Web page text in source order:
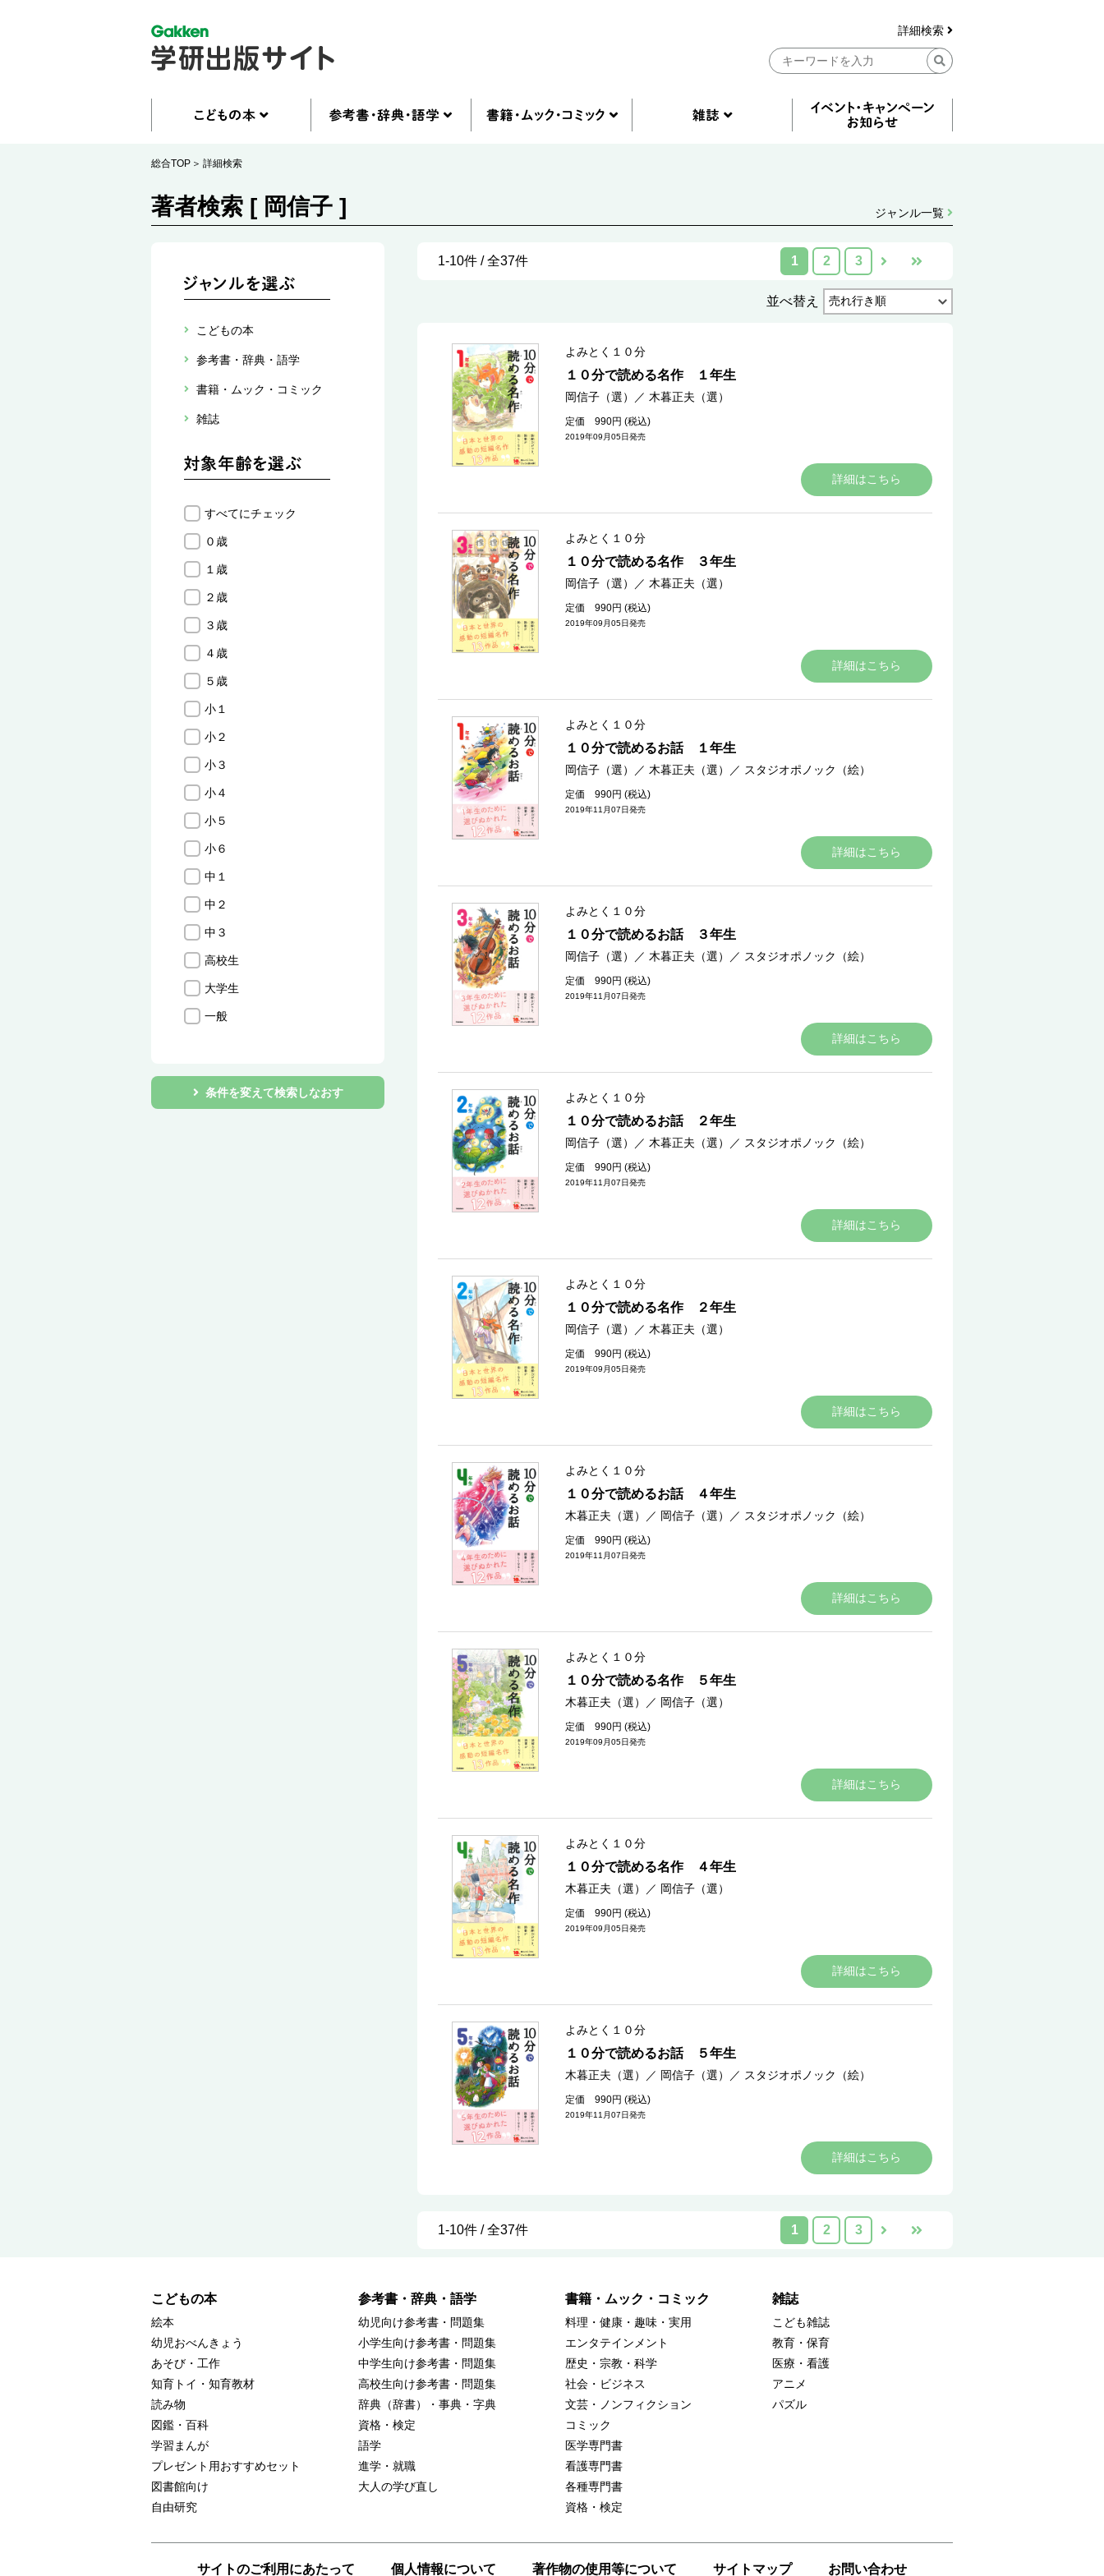
詳細検索
総合TOP 詳細検索
著者検索 [ 岡信子 ] ジャンル一覧
こどもの本
参考書・辞典・語学
書籍・ムック・コミック
雑誌
すべてにチェック
０歳
１歳
２歳
３歳
４歳
５歳
小１
小２
小３
小４
小５
小６
中１
中２
中３
高校生
大学生
一般
条件を変えて検索しなおす
1-10件 / 全37件 1 2 3
並べ替え
よみとく１０分
１０分で読める名作 １年生
岡信子（選） ／ 木暮正夫（選）
定価 990円 (税込)
2019年09月05日発売
詳細はこちら
よみとく１０分
１０分で読める名作 ３年生
岡信子（選） ／ 木暮正夫（選）
定価 990円 (税込)
2019年09月05日発売
詳細はこちら
よみとく１０分
１０分で読めるお話 １年生
岡信子（選） ／ 木暮正夫（選） ／ スタジオポノック（絵）
定価 990円 (税込)
2019年11月07日発売
詳細はこちら
よみとく１０分
１０分で読めるお話 ３年生
岡信子（選） ／ 木暮正夫（選） ／ スタジオポノック（絵）
定価 990円 (税込)
2019年11月07日発売
詳細はこちら
よみとく１０分
１０分で読めるお話 ２年生
岡信子（選） ／ 木暮正夫（選） ／ スタジオポノック（絵）
定価 990円 (税込)
2019年11月07日発売
詳細はこちら
よみとく１０分
１０分で読める名作 ２年生
岡信子（選） ／ 木暮正夫（選）
定価 990円 (税込)
2019年09月05日発売
詳細はこちら
よみとく１０分
１０分で読めるお話 ４年生
木暮正夫（選） ／ 岡信子（選） ／ スタジオポノック（絵）
定価 990円 (税込)
2019年11月07日発売
詳細はこちら
よみとく１０分
１０分で読める名作 ５年生
木暮正夫（選） ／ 岡信子（選）
定価 990円 (税込)
2019年09月05日発売
詳細はこちら
よみとく１０分
１０分で読める名作 ４年生
木暮正夫（選） ／ 岡信子（選）
定価 990円 (税込)
2019年09月05日発売
詳細はこちら
よみとく１０分
１０分で読めるお話 ５年生
木暮正夫（選） ／ 岡信子（選） ／ スタジオポノック（絵）
定価 990円 (税込)
2019年11月07日発売
詳細はこちら
1-10件 / 全37件 1 2 3
こどもの本
絵本
幼児おべんきょう
あそび・工作
知育トイ・知育教材
読み物
図鑑・百科
学習まんが
プレゼント用おすすめセット
図書館向け
自由研究
参考書・辞典・語学
幼児向け参考書・問題集
小学生向け参考書・問題集
中学生向け参考書・問題集
高校生向け参考書・問題集
辞典（辞書）・事典・字典
資格・検定
語学
進学・就職
大人の学び直し
書籍・ムック・コミック
料理・健康・趣味・実用
エンタテインメント
歴史・宗教・科学
社会・ビジネス
文芸・ノンフィクション
コミック
医学専門書
看護専門書
各種専門書
資格・検定
雑誌
こども雑誌
教育・保育
医療・看護
アニメ
パズル
サイトのご利用にあたって 個人情報について 著作物の使用等について サイトマップ お問い合わせ